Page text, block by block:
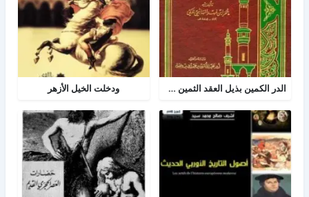
الدر الكمين بذيل العقد الثمين في تاريخ البلد الأمين ودخلت الخيل الأزهر